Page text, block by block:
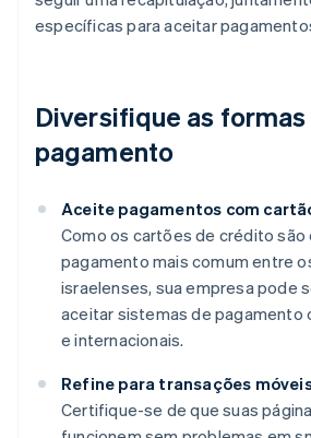
específicas para aceitar
Diversifique as formas
pagamento
Aceite pagamentos com
Como os cartões de crédito são
pagamento mais comum entre
israelenses, sua empresa pode
aceitar sistemas de pagamento
e internacionais.
Refine para transações
Certifique-se de que suas